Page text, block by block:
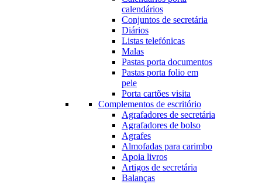
calendários
Conjuntos de secretária
Diários
Listas telefónicas
Malas
Pastas porta documentos
Pastas porta folio em
pele
Porta cartões visita
Complementos de escritório
Agrafadores de secretária
Agrafadores de bolso
Agrafes
Almofadas para carimbo
Apoia livros
Artigos de secretária
Balanças